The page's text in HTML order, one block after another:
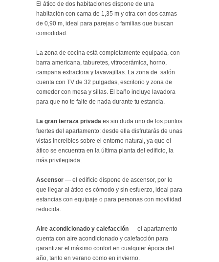
El ático de dos habitaciones dispone de una
habitación con cama de 1,35 m y otra con dos camas
de 0,90 m, ideal para parejas o familias que buscan
comodidad.
La zona de cocina está completamente equipada, con
barra americana, taburetes, vitrocerámica, horno,
campana extractora y lavavajillas. La zona de salón
cuenta con TV de 32 pulgadas, escritorio y zona de
comedor con mesa y sillas. El baño incluye lavadora
para que no te falte de nada durante tu estancia.
La gran terraza privada es sin duda uno de los puntos
fuertes del apartamento: desde ella disfrutarás de unas
vistas increíbles sobre el entorno natural, ya que el
ático se encuentra en la última planta del edificio, la
más privilegiada.
Ascensor — el edificio dispone de ascensor, por lo
que llegar al ático es cómodo y sin esfuerzo, ideal para
estancias con equipaje o para personas con movilidad
reducida.
Aire acondicionado y calefacción — el apartamento
cuenta con aire acondicionado y calefacción para
garantizar el máximo confort en cualquier época del
año, tanto en verano como en invierno.